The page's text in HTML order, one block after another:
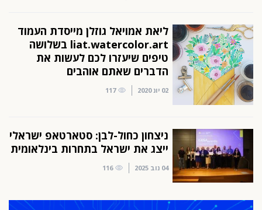
ליאת אמויאל גוזלן מייסדת העמוד
liat.watercolor.art בשלושה
טיפים שיעזרו לכם לעשות את
הדברים שאתם אוהבים
02 יונ 2020 117
ניצחון כחול-לבן: סטארטאפ ישראלי
ייצג את ישראל בתחרות בינלאומית
04 נוב 2025 116